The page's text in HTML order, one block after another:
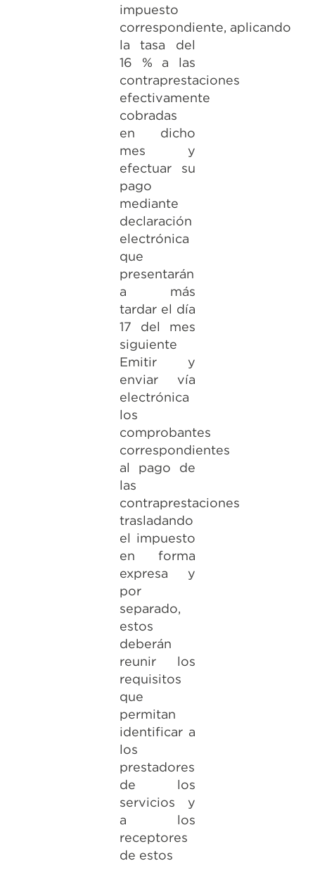
impuesto
correspondiente, aplicando
la tasa del
16 % a las
contraprestaciones
efectivamente
cobradas
en dicho
mes y
efectuar su
pago
mediante
declaración
electrónica
que
presentarán
a más
tardar el día
17 del mes
siguiente
Emitir y
enviar vía
electrónica
los
comprobantes
correspondientes
al pago de
las
contraprestaciones
trasladando
el impuesto
en forma
expresa y
por
separado,
estos
deberán
reunir los
requisitos
que
permitan
identificar a
los
prestadores
de los
servicios y
a los
receptores
de estos